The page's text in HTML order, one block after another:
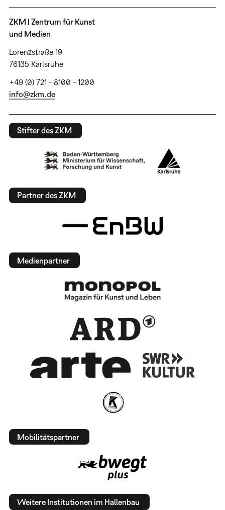
ZKM | Zentrum für Kunst
und Medien
Lorenzstraße 19
76135 Karlsruhe
+49 (0) 721 - 8100 - 1200
info@zkm.de
Stifter des ZKM
Partner des ZKM
Medienpartner
Mobilitätspartner
Weitere Institutionen im Hallenbau